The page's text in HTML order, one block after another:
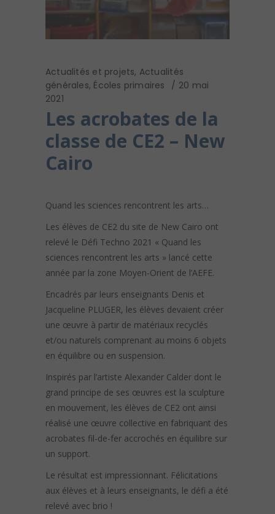
Actualités et projets, Actualités
générales, Écoles primaires
20 mai
2021
Les acrobates de la
classe de CE2 – New
Cairo
Quand les sciences rencontrent les arts…
Les élèves de CE2 du site de New Cairo ont
relevé le Défi Techno 2021 « Quand les
sciences rencontrent les arts » lancé cette
année par la zone Moyen-Orient de l’AEFE.
Encadrés par leurs enseignants Denis et
Jacqueline PLUGER, les élèves devaient créer
une œuvre à partir de matériaux recyclés
et/ou naturels comprenant au moins 6 objets
en équilibre ou en suspension.
Inspirés par l’artiste Alexander Calder dont le
grand principe de ses œuvres est la sculpture
en mouvement, les élèves de CE2 ont ainsi
réalisé une œuvre collective en fabriquant des
acrobates fil-de-fer accrochés en équilibre sur
un support.
Le résultat est impressionnant. Félicitations
aux élèves et à leurs enseignants, le défi a été
relevé avec brio !